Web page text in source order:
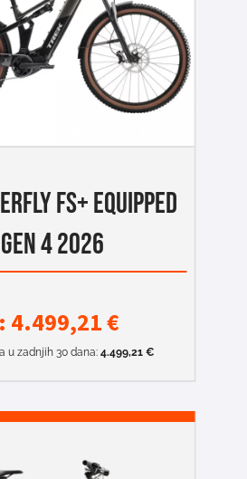
FS+ EQUIPPED
4 2026
4.499,21€
u zadnjih 30 dana: 4.499,21 €